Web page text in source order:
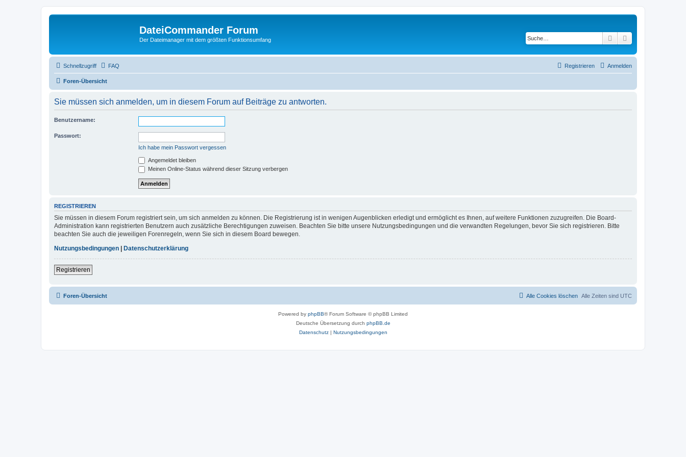
DateiCommander Forum
Der Dateimanager mit dem größten Funktionsumfang Suche
Schnellzugriff FAQ Anmelden
Registrieren
Foren-Übersicht
Sie müssen sich anmelden, um in diesem Forum auf Beiträge zu antworten.
Benutzername:
Passwort:
Ich habe mein Passwort vergessen
Angemeldet bleiben
Meinen Online-Status während dieser Sitzung verbergen
REGISTRIEREN
Sie müssen in diesem Forum registriert sein, um sich anmelden zu können. Die Registrierung ist in wenigen Augenblicken erledigt und ermöglicht es Ihnen, auf weitere Funktionen zuzugreifen. Die Board-
Administration kann registrierten Benutzern auch zusätzliche Berechtigungen zuweisen. Beachten Sie bitte unsere Nutzungsbedingungen und die verwandten Regelungen, bevor Sie sich registrieren. Bitte
beachten Sie auch die jeweiligen Forenregeln, wenn Sie sich in diesem Board bewegen.
Nutzungsbedingungen
Datenschutzerklärung
Registrieren
Foren-Übersicht Alle Zeiten sind UTC
Alle Cookies löschen
Powered by phpBB® Forum Software © phpBB Limited
Deutsche Übersetzung durch phpBB.de
Datenschutz| Nutzungsbedingungen